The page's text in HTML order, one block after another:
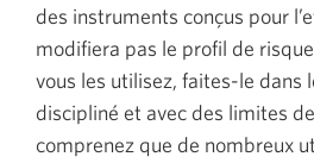
des instruments conçus pour
modifiera pas le profil de
vous les utilisez, faites-le dans
discipliné et avec des limites
comprenez que de nombreux